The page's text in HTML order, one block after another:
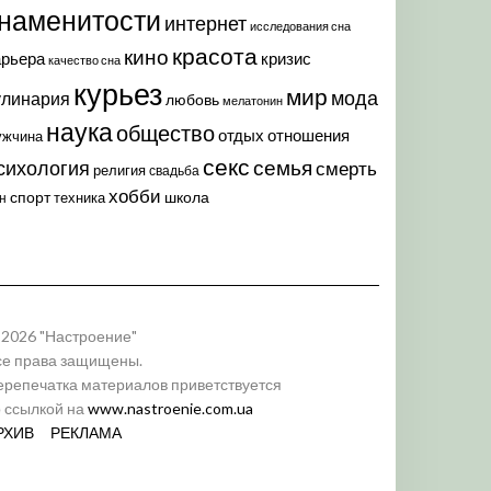
интернет исследования сна
качество сна кино красота кризис
курьез любовь мелатонин мир мода
наукаобществоотдых отношения
религия свадьба секссемья смерть
спорттехникахобби школа
"Настроение"
права защищены.
материалов приветствуется
ссылкой на www.nastroenie.com.ua
РЕКЛАМА